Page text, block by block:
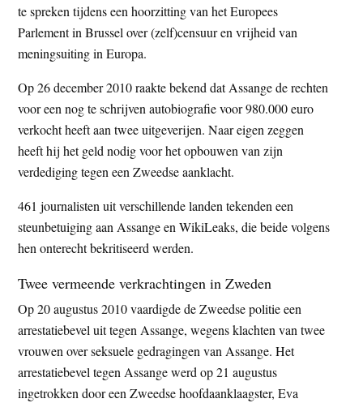
te spreken tijdens een hoorzitting van het Europees
Parlement in Brussel over (zelf)censuur en vrijheid van
meningsuiting in Europa.
Op 26 december 2010 raakte bekend dat Assange de rechten
voor een nog te schrijven autobiografie voor 980.000 euro
verkocht heeft aan twee uitgeverijen. Naar eigen zeggen
heeft hij het geld nodig voor het opbouwen van zijn
verdediging tegen een Zweedse aanklacht.
461 journalisten uit verschillende landen tekenden een
steunbetuiging aan Assange en WikiLeaks, die beide volgens
hen onterecht bekritiseerd werden.
Twee vermeende verkrachtingen in Zweden
Op 20 augustus 2010 vaardigde de Zweedse politie een
arrestatiebevel uit tegen Assange, wegens klachten van twee
vrouwen over seksuele gedragingen van Assange. Het
arrestatiebevel tegen Assange werd op 21 augustus
ingetrokken door een Zweedse hoofdaanklaagster, Eva